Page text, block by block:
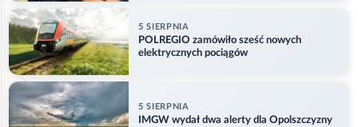
5 SIERPNIA
POLREGIO zamówiło sześć nowych
elektrycznych pociągów
5 SIERPNIA
IMGW wydał dwa alerty dla Opolszczyzny